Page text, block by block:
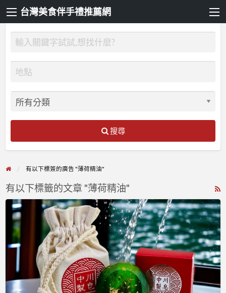
台灣美食伴手禮推薦網
搜尋
有以下標簽的廣告 "薄荷精油"
有以下標籤的文章 "薄荷精油"
皂
籽
瓏
碧
沁